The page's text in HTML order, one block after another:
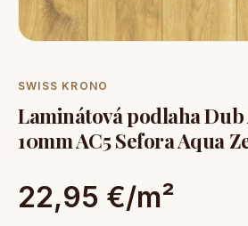
SWISS KRONO
Laminátová podlaha
10mm AC5 Sefora Aqua
22,95 €/m²